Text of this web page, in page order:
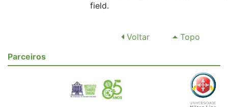
field.
Voltar
Topo
Parceiros